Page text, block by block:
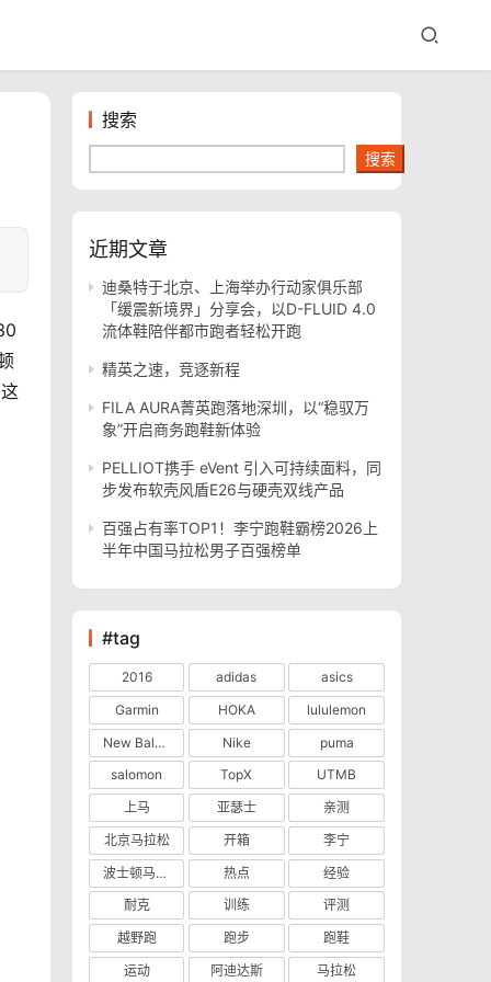
搜索
搜索
近期文章
迪桑特于北京、上海举办行动家俱乐部
「缓震新境界」分享会，以D-FLUID 4.0
流体鞋陪伴都市跑者轻松开跑
精英之速，竞逐新程
FILA AURA菁英跑落地深圳，以“稳驭万
象”开启商务跑鞋新体验
PELLIOT携手 eVent 引入可持续面料，同
步发布软壳风盾E26与硬壳双线产品
百强占有率TOP1！李宁跑鞋霸榜2026上
半年中国马拉松男子百强榜单
#tag
2016 adidas
asics
Garmin
HOKA
lululemon
New Balance
Nike
puma
salomon
TopX
UTMB
上马
亚瑟士
亲测
北京马拉松
开箱
李宁
波士顿马拉松
热点
经验
耐克
训练
评测
越野跑
跑步
跑鞋
运动
阿迪达斯 马拉松